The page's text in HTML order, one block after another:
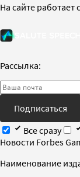
На сайте работает
Рассылка:
Подписаться
Все сразу
Новости Forbes
Наименование